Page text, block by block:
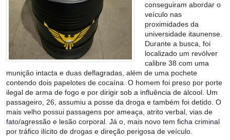
conseguiram abordar o
veículo nas
proximidades da
universidade itaunense.
Durante a busca, foi
localizado um revólver
calibre 38 com uma
munição intacta e duas deflagradas, além de uma pochete
contendo dois papelotes de cocaína. O homem foi preso por porte
ilegal de arma de fogo e por dirigir sob a influência de álcool. Um
passageiro, 26, assumiu a posse da droga e também foi detido. O
mais velho possui passagens por ameaça, atrito verbal, vias de
fato/agressão e lesão corporal. Já o, mais novo tem ficha criminal
por tráfico ilícito de drogas e direção perigosa de veículo.